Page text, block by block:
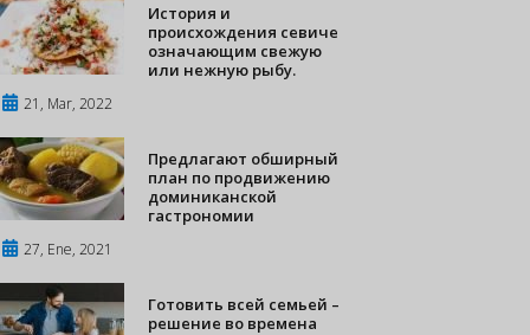
История и
происхождения севиче
означающим свежую
или нежную рыбу.
21, Mar, 2022
Предлагают обширный
план по продвижению
доминиканской
гастрономии
27, Ene, 2021
Готовить всей семьей –
решение во времена